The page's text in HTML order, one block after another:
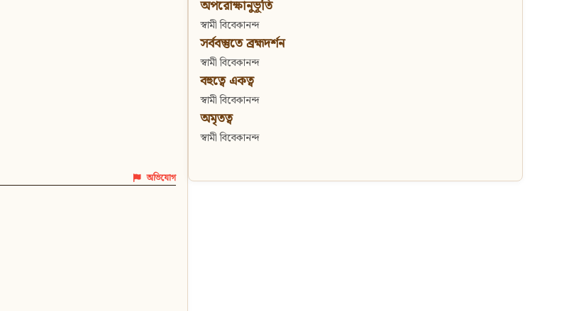
অভিযোগ
অপরোক্ষানুভূতি
স্বামী বিবেকানন্দ
সর্ববস্তুতে ব্রহ্মদর্শন
স্বামী বিবেকানন্দ
বহুত্বে একত্ব
স্বামী বিবেকানন্দ
অমৃতত্ব
স্বামী বিবেকানন্দ